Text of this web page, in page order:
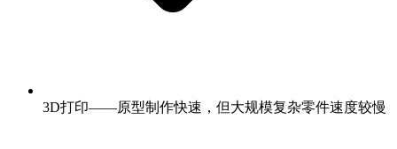
3D打印——原型制作快速，但大规模复杂零件速度较慢